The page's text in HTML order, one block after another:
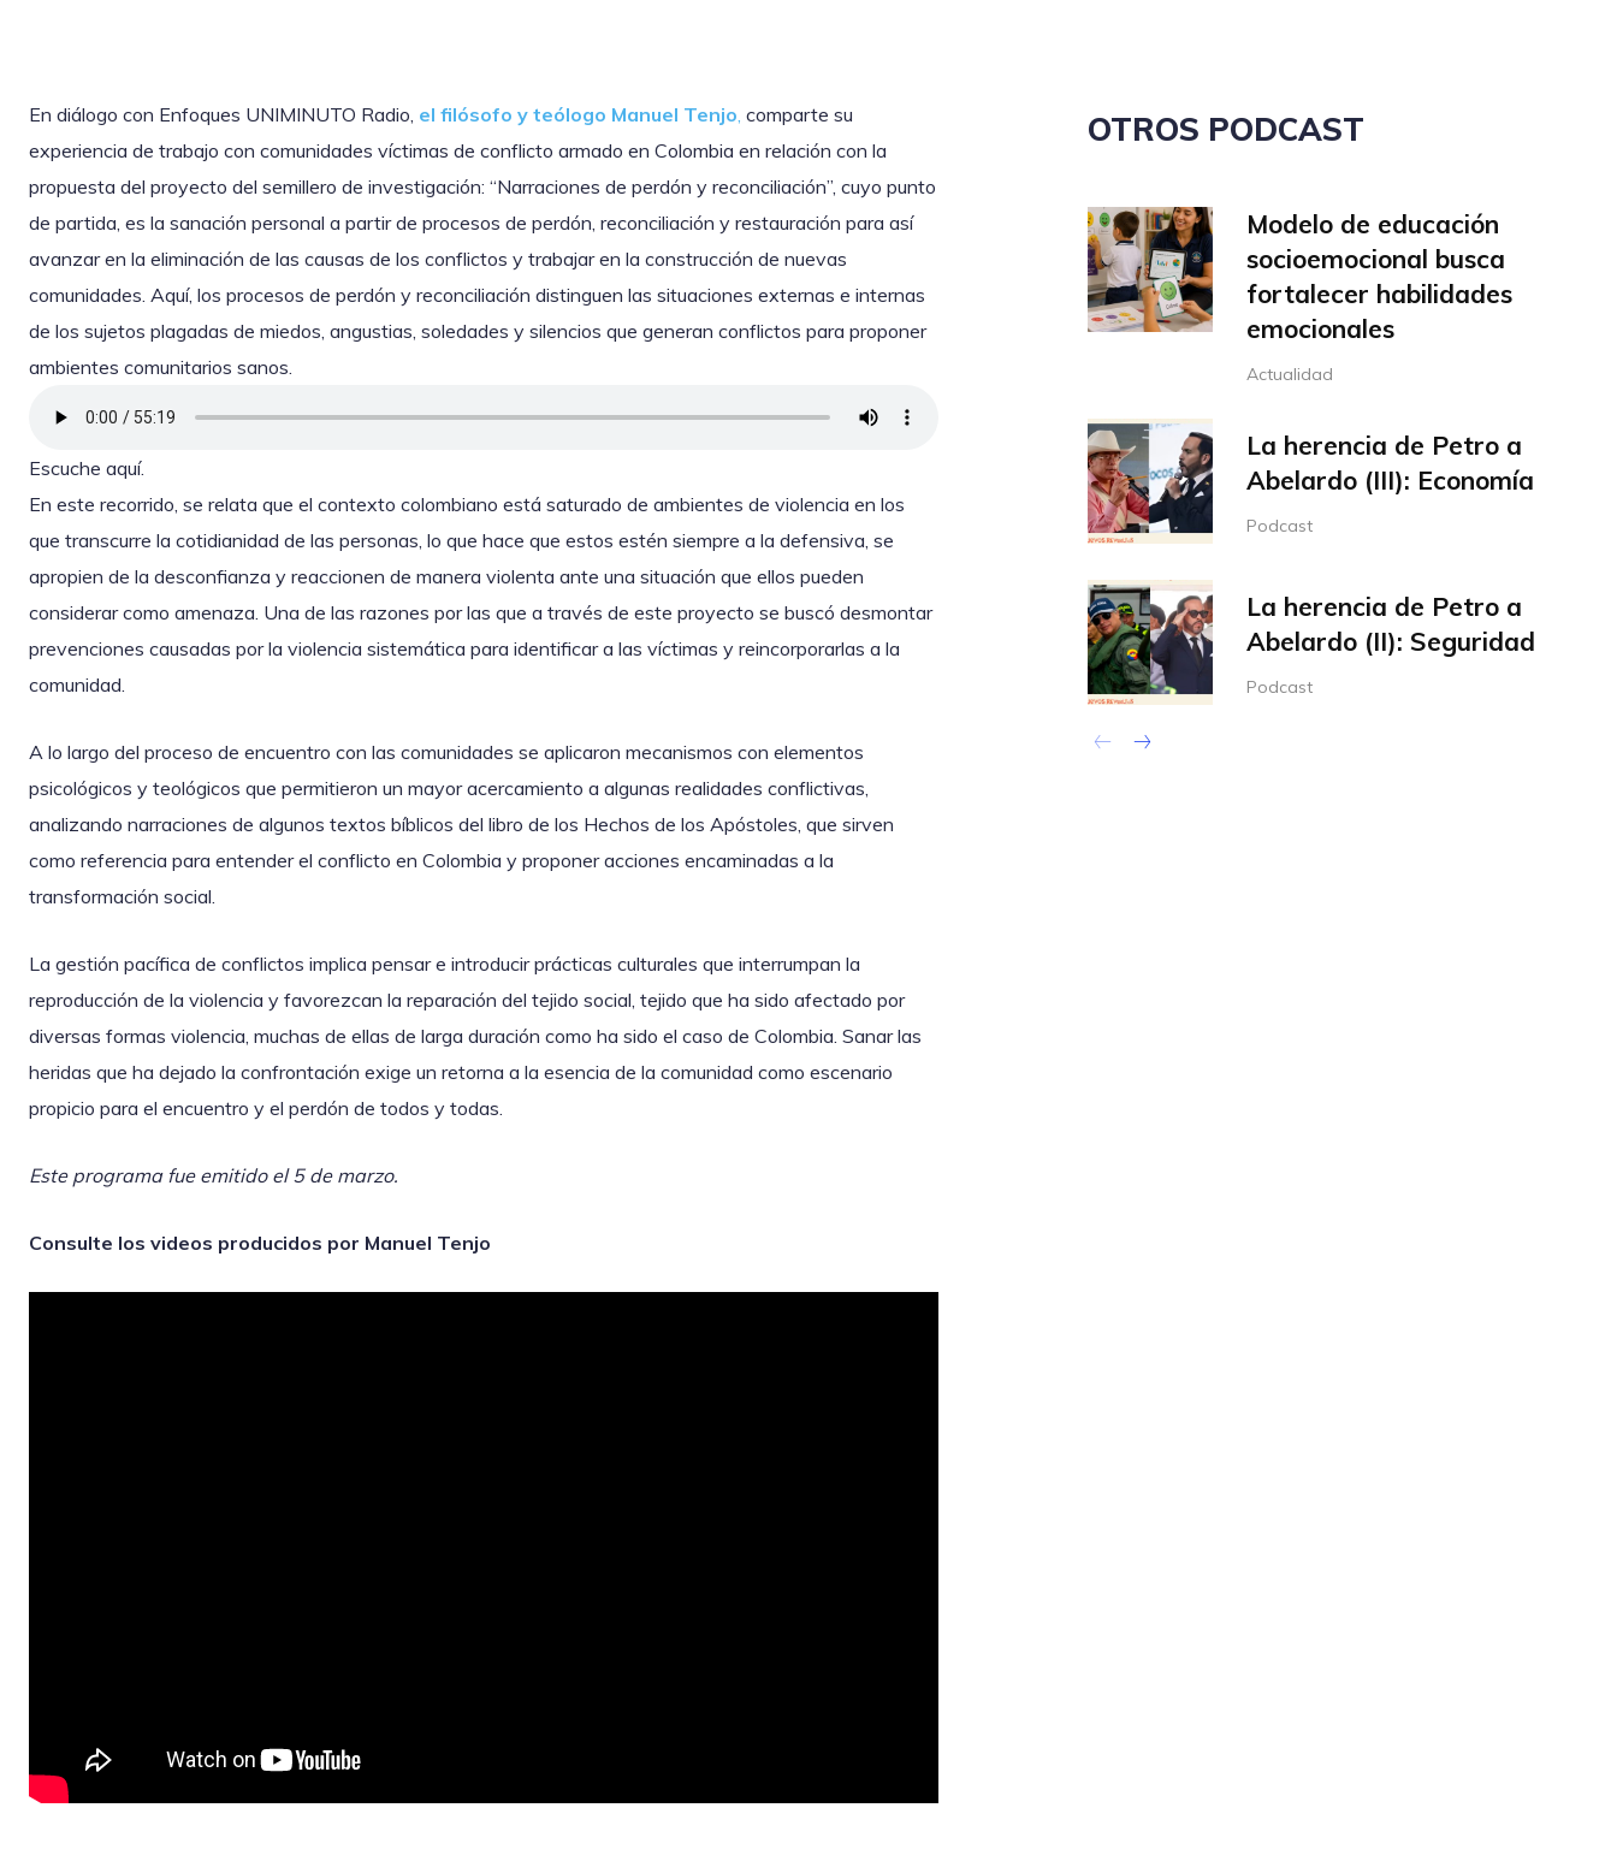
En diálogo con Enfoques UNIMINUTO Radio, el filósofo y teólogo Manuel Tenjo comparte su
experiencia de trabajo con comunidades víctimas de conflicto armado en Colombia en relación con la
propuesta del proyecto del semillero de investigación: “Narraciones de perdón y reconciliación”, cuyo punto
de partida, es la sanación personal a partir de procesos de perdón, reconciliación y restauración para así
avanzar en la eliminación de las causas de los conflictos y trabajar en la construcción de nuevas
comunidades. Aquí, los procesos de perdón y reconciliación distinguen las situaciones externas e internas
de los sujetos plagadas de miedos, angustias, soledades y silencios que generan conflictos para proponer
ambientes comunitarios sanos.
Escuche aquí.
En este recorrido, se relata que el contexto colombiano está saturado de ambientes de violencia en los
que transcurre la cotidianidad de las personas, lo que hace que estos estén siempre a la defensiva, se
apropien de la desconfianza y reaccionen de manera violenta ante una situación que ellos pueden
considerar como amenaza. Una de las razones por las que a través de este proyecto se buscó desmontar
prevenciones causadas por la violencia sistemática para identificar a las víctimas y reincorporarlas a la
comunidad.
A lo largo del proceso de encuentro con las comunidades se aplicaron mecanismos con elementos
psicológicos y teológicos que permitieron un mayor acercamiento a algunas realidades conflictivas,
analizando narraciones de algunos textos bíblicos del libro de los Hechos de los Apóstoles, que sirven
como referencia para entender el conflicto en Colombia y proponer acciones encaminadas a la
transformación social.
La gestión pacífica de conflictos implica pensar e introducir prácticas culturales que interrumpan la
reproducción de la violencia y favorezcan la reparación del tejido social, tejido que ha sido afectado por
diversas formas violencia, muchas de ellas de larga duración como ha sido el caso de Colombia. Sanar las
heridas que ha dejado la confrontación exige un retorna a la esencia de la comunidad como escenario
propicio para el encuentro y el perdón de todos y todas.
Este programa fue emitido el 5 de marzo.
Consulte los videos producidos por Manuel Tenjo
OTROS PODCAST
Modelo de educación
socioemocional busca
fortalecer habilidades
emocionales
Actualidad
La herencia de Petro a
Abelardo (III): Economía
Podcast
La herencia de Petro a
Abelardo (II): Seguridad
Podcast